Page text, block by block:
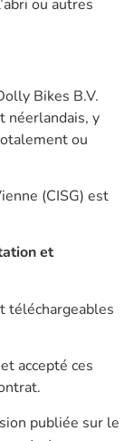
ou autres
Bikes B.V.
néerlandais, y
ou
(CISG) est
et
téléchargeables
accepté ces
publiée sur le